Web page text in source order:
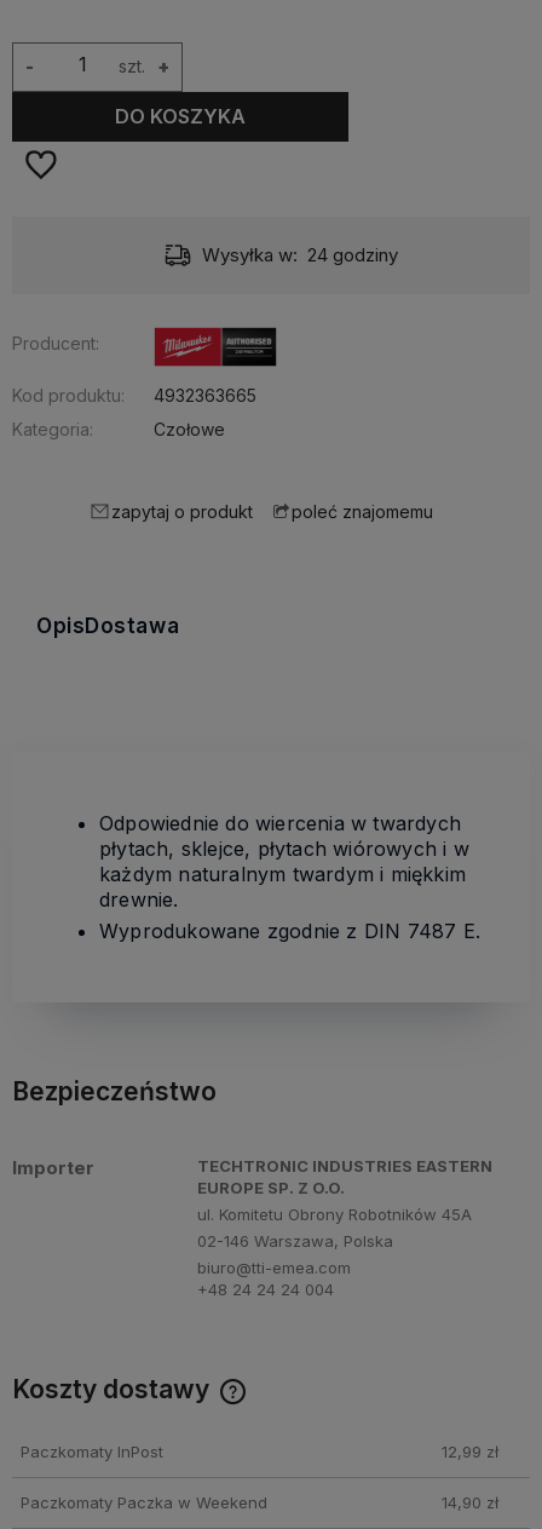
szt. +
-
DO KOSZYKA
Wysyłka w: 24 godziny
Producent:
Kod produktu:
4932363665
Kategoria:
Czołowe
zapytaj o produkt poleć znajomemu
OpisDostawa
Odpowiednie do wiercenia w twardych
płytach, sklejce, płytach wiórowych i w
każdym naturalnym twardym i miękkim
drewnie.
Wyprodukowane zgodnie z DIN 7487 E.
Bezpieczeństwo
Importer
TECHTRONIC INDUSTRIES EASTERN
EUROPE SP. Z O.O.
ul. Komitetu Obrony Robotników 45A
02-146 Warszawa, Polska
biuro@tti-emea.com
+48 24 24 24 004
Koszty dostawy
Paczkomaty InPost 12,99 zł
Paczkomaty Paczka w Weekend 14,90 zł